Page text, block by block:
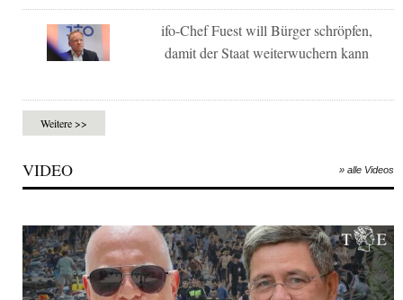
ifo-Chef Fuest will Bürger schröpfen,
damit der Staat weiterwuchern kann
Weitere >>
VIDEO » alle Videos